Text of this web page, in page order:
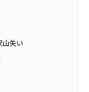
山失い